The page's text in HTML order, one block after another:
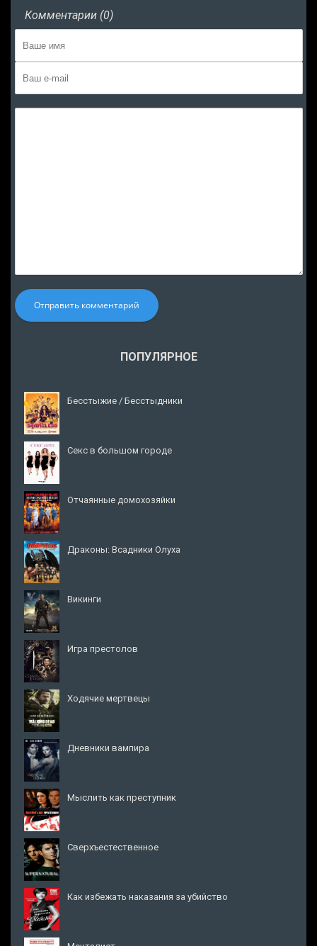
Комментарии (0)
Отправить комментарий
ПОПУЛЯРНОЕ
Бесстыжие / Бесстыдники
Секс в большом городе
Отчаянные домохозяйки
Драконы: Всадники Олуха
Викинги
Игра престолов
Ходячие мертвецы
Дневники вампира
Мыслить как преступник
Сверхъестественное
Как избежать наказания за убийство